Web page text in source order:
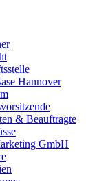
Hannover
& Beauftragte
GmbH